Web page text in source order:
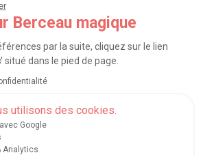
Berceau magique
par la suite, cliquez sur le lien
' situé dans le pied de page.
utilisons des cookies.
Google
Analytics
FAQ |Rappels de produits|Protection des données
Conditions générales de ventes
de paiement sécurisés